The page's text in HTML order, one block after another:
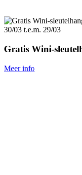
30/03 t.e.m. 29/03
Gratis Wini-
Meer info